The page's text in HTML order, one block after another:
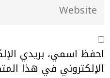
احفظ اسمي، بريدي
الإلكتروني في هذا